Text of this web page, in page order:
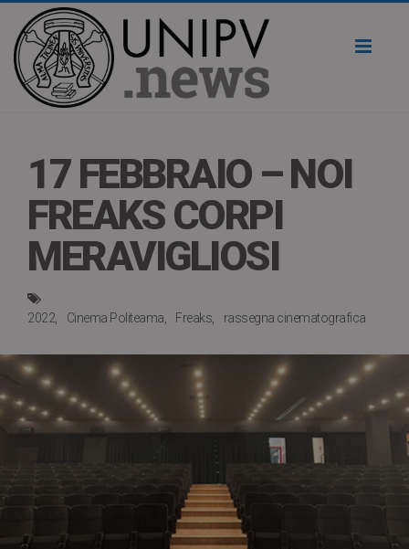
17 FEBBRAIO – NOI
FREAKS CORPI
MERAVIGLIOSI
2022 Cinema Politeama Freaks rassegna cinematografica